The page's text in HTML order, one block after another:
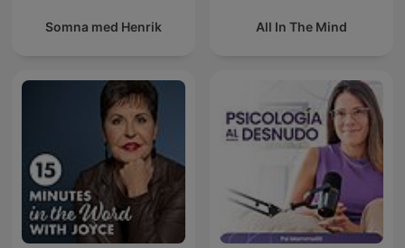
Somna med Henrik All In The Mind